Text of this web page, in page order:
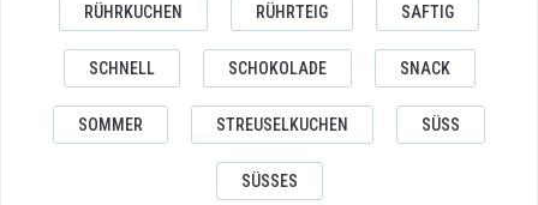
RÜHRKUCHEN RÜHRTEIG SAFTIG
SCHNELL SCHOKOLADE SNACK
SOMMER STREUSELKUCHEN SÜSS
SÜSSES